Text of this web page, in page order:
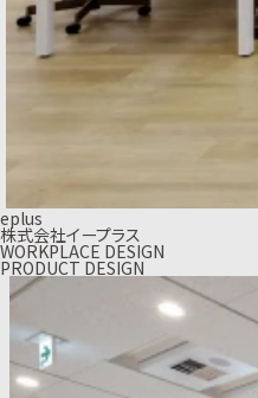
eplus
株式会社イープラス
WORKPLACE DESIGN
PRODUCT DESIGN